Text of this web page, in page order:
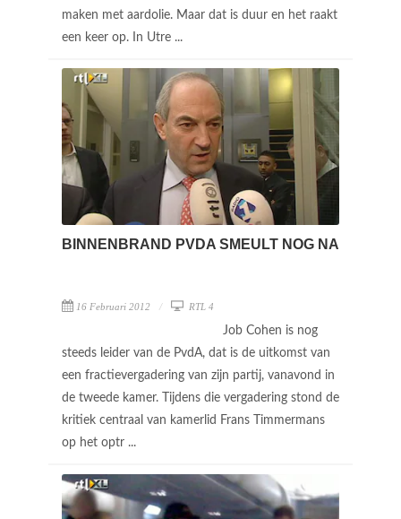
maken met aardolie. Maar dat is duur en het raakt
een keer op. In Utre ...
BINNENBRAND PVDA SMEULT NOG NA
16 Februari 2012 RTL 4
Job Cohen is nog
steeds leider van de PvdA, dat is de uitkomst van
een fractievergadering van zijn partij, vanavond in
de tweede kamer. Tijdens die vergadering stond de
kritiek centraal van kamerlid Frans Timmermans
op het optr ...